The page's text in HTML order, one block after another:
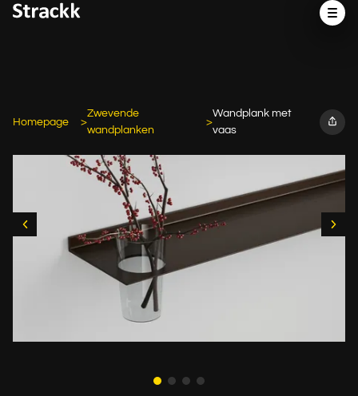
Homepage
Zwevende
wandplanken
Wandplank met
vaas